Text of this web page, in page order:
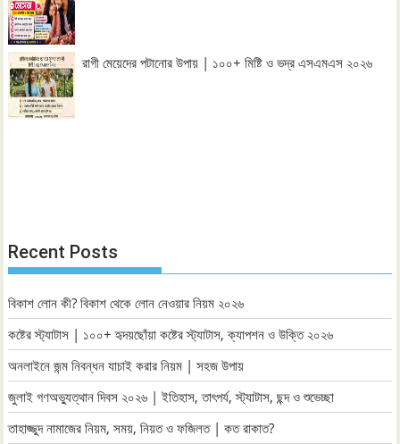
রাগী মেয়েদের পটানোর উপায় | ১০০+ মিষ্টি ও ভদ্র এসএমএস ২০২৬
Recent Posts
বিকাশ লোন কী? বিকাশ থেকে লোন নেওয়ার নিয়ম ২০২৬
কষ্টের স্ট্যাটাস | ১০০+ হৃদয়ছোঁয়া কষ্টের স্ট্যাটাস, ক্যাপশন ও উক্তি ২০২৬
অনলাইনে জন্ম নিবন্ধন যাচাই করার নিয়ম | সহজ উপায়
জুলাই গণঅভ্যুত্থান দিবস ২০২৬ | ইতিহাস, তাৎপর্য, স্ট্যাটাস, ছন্দ ও শুভেচ্ছা
তাহাজ্জুদ নামাজের নিয়ম, সময়, নিয়ত ও ফজিলত | কত রাকাত?